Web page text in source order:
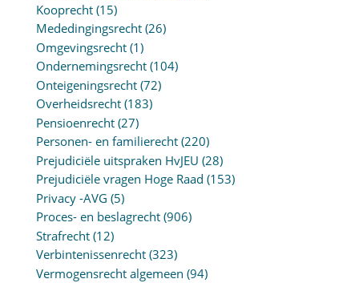
Kooprecht(15)
Mededingingsrecht(26)
Omgevingsrecht(1)
Ondernemingsrecht(104)
Onteigeningsrecht(72)
Overheidsrecht(183)
Pensioenrecht(27)
Personen- en familierecht(220)
Prejudiciële uitspraken HvJEU (28)
Prejudiciële vragen Hoge Raad (153)
Privacy -AVG (5)
Proces- en beslagrecht(906)
Strafrecht(12)
Verbintenissenrecht(323)
Vermogensrecht algemeen (94)